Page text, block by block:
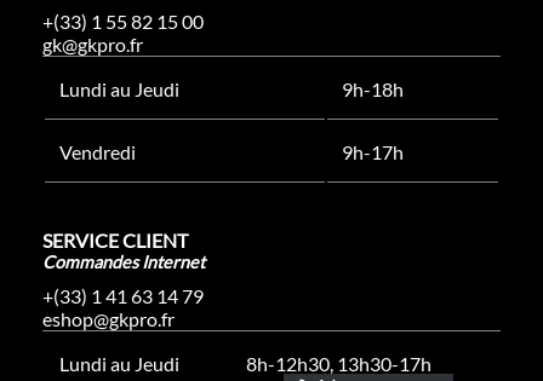
+(33) 1 55 82 15 00
gk@gkpro.fr
Lundi au Jeudi
9h-18h
Vendredi 9h-17h
SERVICE CLIENT
Commandes Internet
+(33) 1 41 63 14 79
eshop@gkpro.fr
Lundi au Jeudi
8h-12h30, 13h30-17h